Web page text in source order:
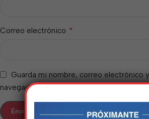
Correo electrónico *
Guarda mi nombre, correo electrónico
navegador para la próxima vez que